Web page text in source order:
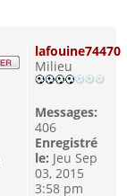
lafouine74470
Milieu
Messages:
406
Enregistré
le: Jeu Sep
03, 2015
3:58 pm